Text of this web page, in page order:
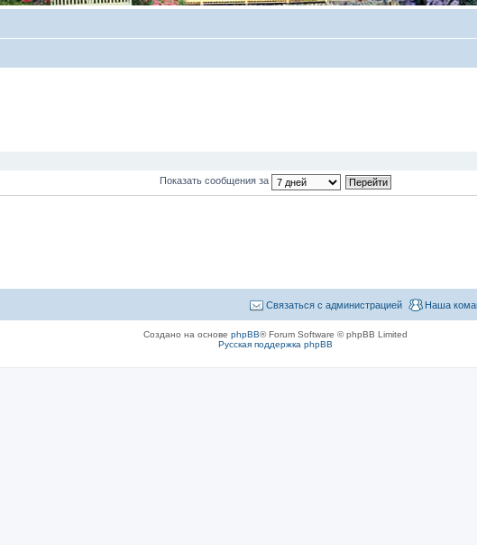
Показать сообщения за
Наша
Связаться с администрацией
Создано на основе phpBB® Forum Software © phpBB Limited
Русская поддержка phpBB